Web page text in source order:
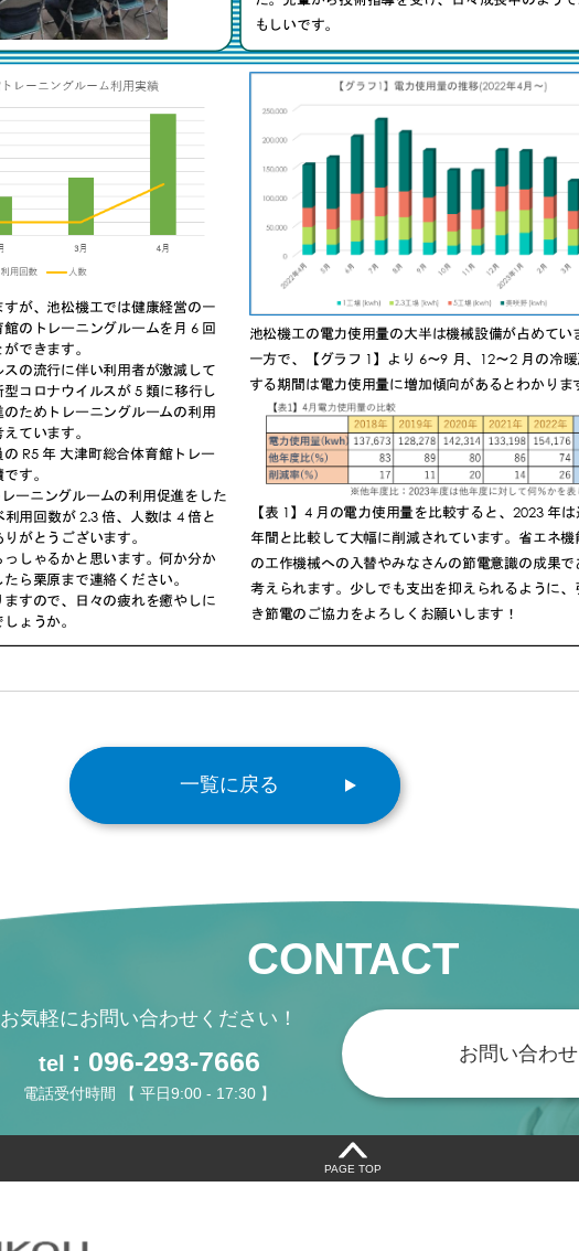
一覧に戻る
CONTACT
お気軽にお問い合わせください！
tel : 096-293-7666
電話受付時間 【 平日9:00 - 17:30 】
お問い合わせ
PAGE TOP